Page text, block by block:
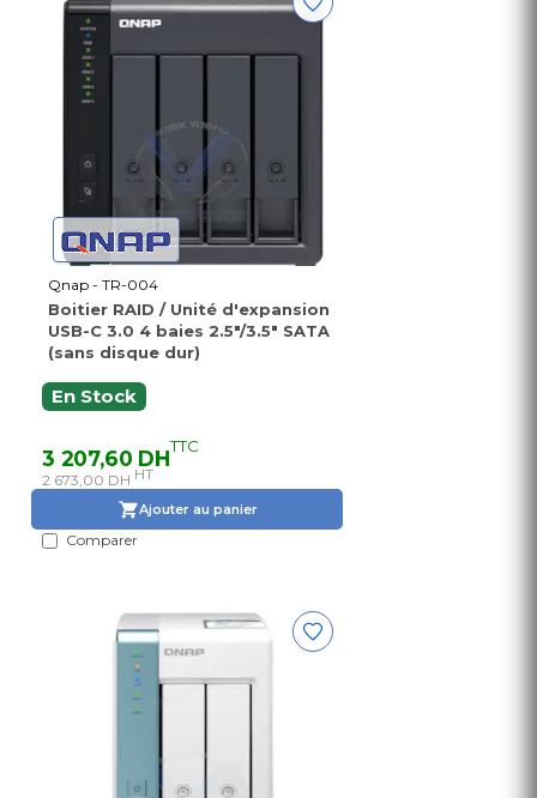
Qnap - TR-004
Boitier RAID / Unité d'expansion
USB-C 3.0 4 baies 2.5"/3.5" SATA
(sans disque dur)
En Stock
3 207,60 DHTTC
2 673,00 DH HT
Ajouter au panier
Comparer